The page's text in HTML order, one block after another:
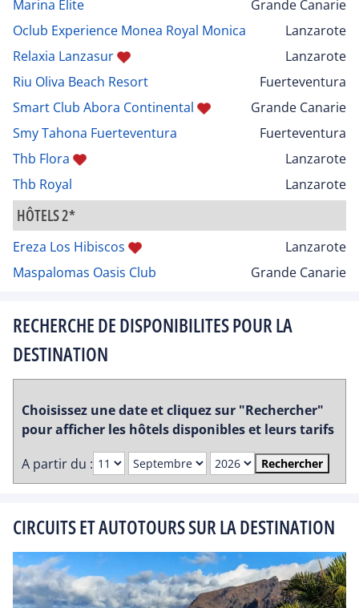
Marina Elite
Grande Canarie
Oclub Experience Monea Royal Monica
Lanzarote
Relaxia Lanzasur
Lanzarote
Riu Oliva Beach Resort
Fuerteventura
Smart Club Abora Continental
Grande Canarie
Smy Tahona Fuerteventura
Fuerteventura
Thb Flora
Lanzarote
Thb Royal
Lanzarote
HÔTELS 2*
Ereza Los Hibiscos
Lanzarote
Maspalomas Oasis Club
Grande Canarie
RECHERCHE DE DISPONIBILITES POUR LA
DESTINATION
Choisissez une date et cliquez sur "Rechercher"
pour afficher les hôtels disponibles et leurs tarifs
A partir du :
Rechercher
CIRCUITS ET AUTOTOURS SUR LA DESTINATION